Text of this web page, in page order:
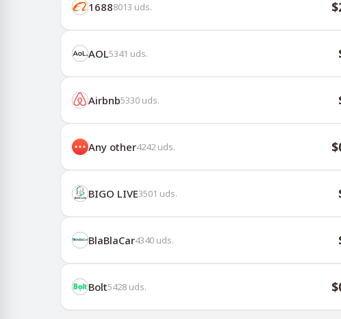
16888013 uds.
AOL5341 uds.
Airbnb5330 uds.
Any other4242 uds.
BIGO LIVE3501 uds.
BlaBlaCar4340 uds.
Bolt5428 uds.